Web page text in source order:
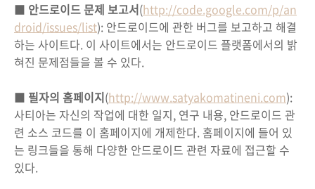
■ 안드로이드 문제 보고서(http://code.google.com/p/an
droid/issues/list): 안드로이드에 관한 버그를 보고하고 해결
하는 사이트다. 이 사이트에서는 안드로이드 플랫폼에서의 밝
혀진 문제점들을 볼 수 있다.
■ 필자의 홈페이지(http://www.satyakomatineni.com):
사티아는 자신의 작업에 대한 일지, 연구 내용, 안드로이드 관
련 소스 코드를 이 홈페이지에 개제한다. 홈페이지에 들어 있
는 링크들을 통해 다양한 안드로이드 관련 자료에 접근할 수
있다.